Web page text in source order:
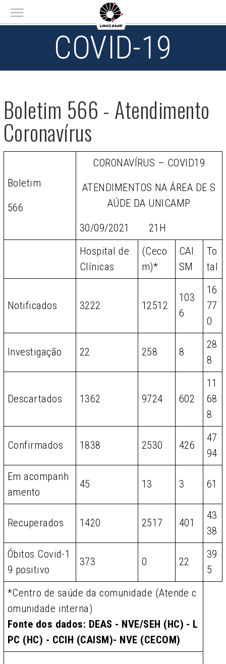
Main menu
COVID-19
Boletim 566 - Atendimento
Coronavírus
Boletim
566
CORONAVÍRUS – COVID19
ATENDIMENTOS NA ÁREA DE S
AÚDE DA UNICAMP
30/09/2021 21H
Hospital de
Clínicas
(Ceco
m)*
CAI
SM
To
tal
Notificados 3222 12512
103
6
16
77
0
Investigação 22 258 8
28
8
Descartados 1362 9724 602
11
68
8
Confirmados 1838 2530 426
47
94
Em acompanh
amento
45 13 3 61
Recuperados 1420 2517 401
43
38
Óbitos Covid-1
9 positivo
373 0 22
39
5
*Centro de saúde da comunidade (Atende c
omunidade interna)
Fonte dos dados: DEAS - NVE/SEH (HC) - L
PC (HC) - CCIH (CAISM)- NVE (CECOM)